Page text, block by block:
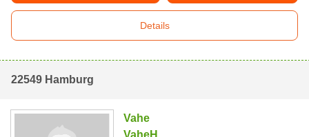
Details
22549 Hamburg
Vahe